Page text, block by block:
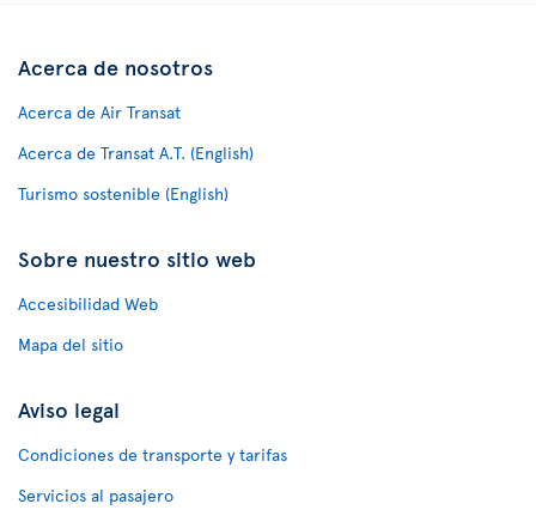
Acerca de nosotros
Acerca de Air Transat
Acerca de Transat A.T. (English)
Turismo sostenible (English)
Sobre nuestro sitio web
Accesibilidad Web
Mapa del sitio
Aviso legal
Condiciones de transporte y tarifas
Servicios al pasajero